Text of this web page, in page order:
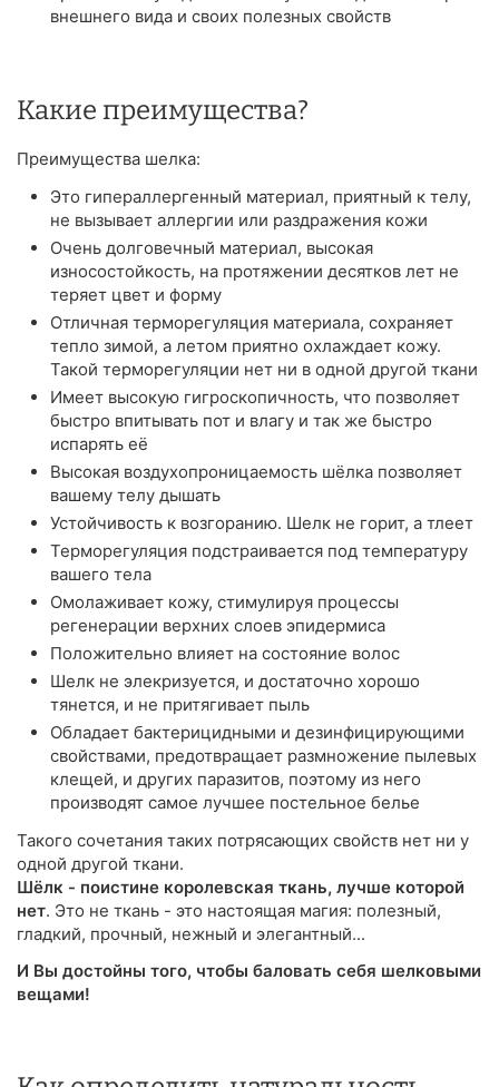
внешнего вида и своих полезных свойств
Какие преимущества?
Преимущества шелка:
Это гипераллергенный материал, приятный к телу,
не вызывает аллергии или раздражения кожи
Очень долговечный материал, высокая
износостойкость, на протяжении десятков лет не
теряет цвет и форму
Отличная терморегуляция материала, сохраняет
тепло зимой, а летом приятно охлаждает кожу.
Такой терморегуляции нет ни в одной другой ткани
Имеет высокую гигроскопичность, что позволяет
быстро впитывать пот и влагу и так же быстро
испарять её
Высокая воздухопроницаемость шёлка позволяет
вашему телу дышать
Устойчивость к возгоранию. Шелк не горит, а тлеет
Терморегуляция подстраивается под температуру
вашего тела
Омолаживает кожу, стимулируя процессы
регенерации верхних слоев эпидермиса
Положительно влияет на состояние волос
Шелк не элекризуется, и достаточно хорошо
тянется, и не притягивает пыль
Обладает бактерицидными и дезинфицирующими
свойствами, предотвращает размножение пылевых
клещей, и других паразитов, поэтому из него
производят самое лучшее постельное белье
Такого сочетания таких потрясающих свойств нет ни у
одной другой ткани.
Шёлк - поистине королевская ткань, лучше которой
нет. Это не ткань - это настоящая магия: полезный,
гладкий, прочный, нежный и элегантный...
И Вы достойны того, чтобы баловать себя шелковыми
вещами!